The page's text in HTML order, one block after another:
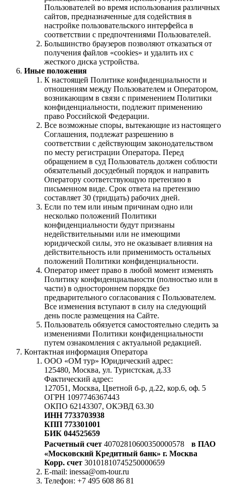
Пользователей во время использования различных
сайтов, предназначенные для содействия в
настройке пользовательского интерфейса в
соответствии с предпочтениями Пользователей.
Большинство браузеров позволяют отказаться от
получения файлов «cookies» и удалить их с
жесткого диска устройства.
Иные положения
К настоящей Политике конфиденциальности и
отношениям между Пользователем и Оператором,
возникающим в связи с применением Политики
конфиденциальности, подлежит применению
право Российской Федерации.
Все возможные споры, вытекающие из настоящего
Соглашения, подлежат разрешению в
соответствии с действующим законодательством
по месту регистрации Оператора. Перед
обращением в суд Пользователь должен соблюсти
обязательный досудебный порядок и направить
Оператору соответствующую претензию в
письменном виде. Срок ответа на претензию
составляет 30 (тридцать) рабочих дней.
Если по тем или иным причинам одно или
несколько положений Политики
конфиденциальности будут признаны
недействительными или не имеющими
юридической силы, это не оказывает влияния на
действительность или применимость остальных
положений Политики конфиденциальности.
Оператор имеет право в любой момент изменять
Политику конфиденциальности (полностью или в
части) в одностороннем порядке без
предварительного согласования с Пользователем.
Все изменения вступают в силу на следующий
день после размещения на Сайте.
Пользователь обязуется самостоятельно следить за
изменениями Политики конфиденциальности
путем ознакомления с актуальной редакцией.
Контактная информация Оператора
ООО «ОМ тур» Юридический адрес:
125480, Москва, ул. Туристская, д.33
Фактический адрес:
127051, Москва, Цветной б-р, д.22, кор.6, оф. 5
ОГРН 1097746367443
ОКПО 62143307, ОКЭВД 63.30
ИНН 7733703938
КПП 773301001
БИК 044525659
Расчетный счет 40702810600350000578 в ПАО
«Московский Кредитный банк» г. Москва
Корр. счет 30101810745250000659
E-mail: inessa@om-tour.ru
Телефон: +7 495 608 86 81